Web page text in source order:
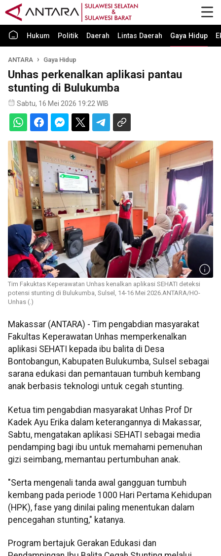
Hukum Politik Daerah Lintas Daerah Gaya Hidup
ANTARA Gaya Hidup
Unhas perkenalkan aplikasi pantau
stunting di Bulukumba
Sabtu, 16 Mei 2026 19:22 WIB
Tim Fakuktas Keperawatan Unhas kenalkan aplikasi SEHATI deteksi
potensi stunting di Bulukumba, Sulsel, 14-16 Mei 2026.ANTARA/HO-
Unhas (.)
Makassar (ANTARA) - Tim pengabdian masyarakat
Fakultas Keperawatan Unhas memperkenalkan
aplikasi SEHATI kepada ibu balita di Desa
Bontobangun, Kabupaten Bulukumba, Sulsel sebagai
sarana edukasi dan pemantauan tumbuh kembang
anak berbasis teknologi untuk cegah stunting.
Ketua tim pengabdian masyarakat Unhas Prof Dr
Kadek Ayu Erika dalam keterangannya di Makassar,
Sabtu, mengatakan aplikasi SEHATI sebagai media
pendamping bagi ibu untuk memahami pemenuhan
gizi seimbang, memantau pertumbuhan anak.
"Serta mengenali tanda awal gangguan tumbuh
kembang pada periode 1000 Hari Pertama Kehidupan
(HPK), fase yang dinilai paling menentukan dalam
pencegahan stunting," katanya.
Program bertajuk Gerakan Edukasi dan